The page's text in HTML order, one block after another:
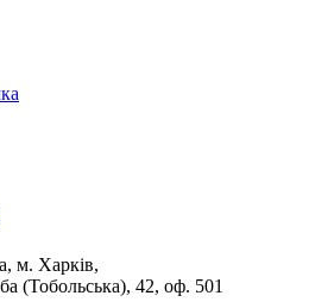
м. Харків,
(Тобольська), 42, оф. 501